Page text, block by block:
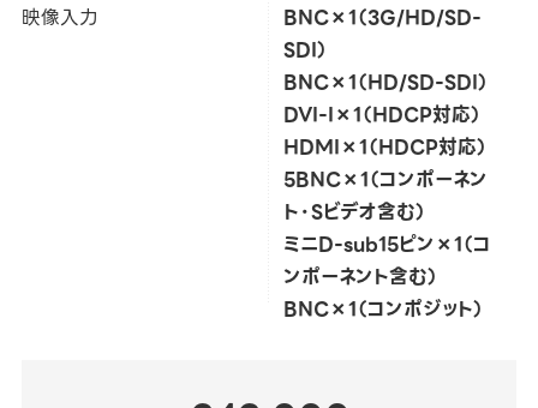
映像入力
BNC×1（3G/HD/SD-
SDI）
BNC×1（HD/SD-SDI）
DVI-I×1（HDCP対応）
HDMI×1（HDCP対応）
5BNC×1（コンポーネン
ト・Sビデオ含む）
ミニD-sub15ピン×1（コ
ンポーネント含む）
BNC×1（コンポジット）